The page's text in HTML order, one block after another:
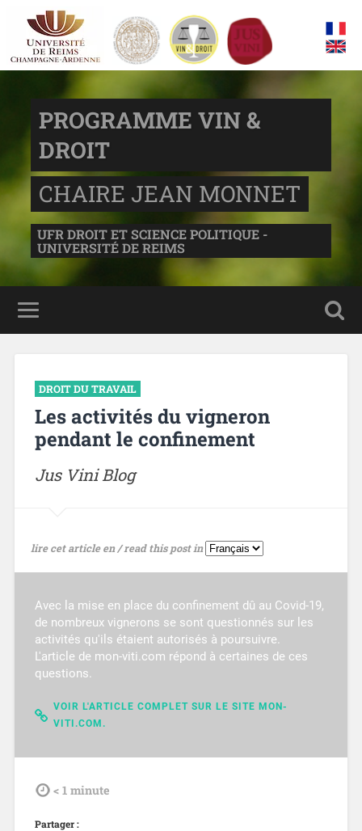
PROGRAMME VIN &
DROIT
CHAIRE JEAN MONNET
UFR DROIT ET SCIENCE POLITIQUE -
UNIVERSITÉ DE REIMS
DROIT DU TRAVAIL
Les activités du vigneron
pendant le confinement
Jus Vini Blog
lire cet article en / read this post in
Avec la mise en place du confinement dû au Covid-19,
de nombreux vignerons se sont questionnés sur les
activités qu'ils étaient autorisés à poursuivre.
L'article de mon-viti.com répond à certaines de ces
questions.
VOIR L'ARTICLE COMPLET SUR LE SITE MON-
VITI.COM.
tdl < 1 minute
Partager :